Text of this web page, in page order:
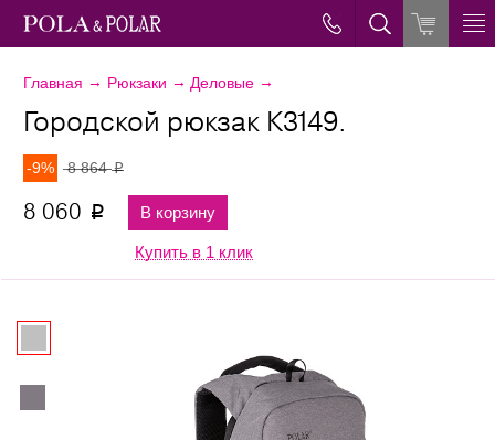
Главная → Рюкзаки → Деловые →
Городской рюкзак К3149.
-9% 8 864p
8 060 p В корзину
Купить в 1 клик